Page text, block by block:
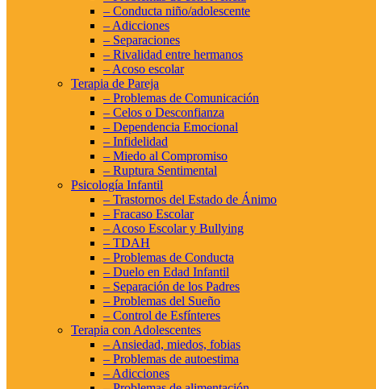
– Conducta niño/adolescente
– Adicciones
– Separaciones
– Rivalidad entre hermanos
– Acoso escolar
Terapia de Pareja
– Problemas de Comunicación
– Celos o Desconfianza
– Dependencia Emocional
– Infidelidad
– Miedo al Compromiso
– Ruptura Sentimental
Psicología Infantil
– Trastornos del Estado de Ánimo
– Fracaso Escolar
– Acoso Escolar y Bullying
– TDAH
– Problemas de Conducta
– Duelo en Edad Infantil
– Separación de los Padres
– Problemas del Sueño
– Control de Esfínteres
Terapia con Adolescentes
– Ansiedad, miedos, fobias
– Problemas de autoestima
– Adicciones